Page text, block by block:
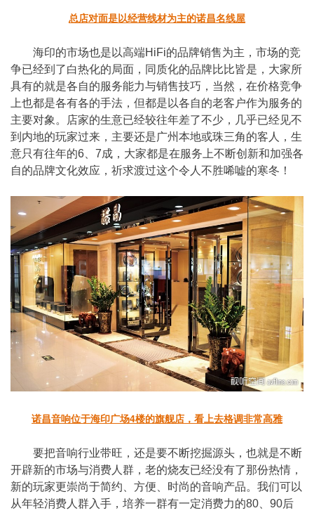
总店对面是以经营线材为主的诺昌名线屋
海印的市场也是以高端HiFi的品牌销售为主，市场的竞
争已经到了白热化的局面，同质化的品牌比比皆是，大家所
具有的就是各自的服务能力与销售技巧，当然，在价格竞争
上也都是各有各的手法，但都是以各自的老客户作为服务的
主要对象。店家的生意已经较往年差了不少，几乎已经见不
到内地的玩家过来，主要还是广州本地或珠三角的客人，生
意只有往年的6、7成，大家都是在服务上不断创新和加强各
自的品牌文化效应，祈求渡过这个令人不胜唏嘘的寒冬！
诺昌音响位于海印广场4楼的旗舰店，看上去格调非常高雅
要把音响行业带旺，还是要不断挖掘源头，也就是不断
开辟新的市场与消费人群，老的烧友已经没有了那份热情，
新的玩家更崇尚于简约、方便、时尚的音响产品。我们可以
从年轻消费人群入手，培养一群有一定消费力的80、90后